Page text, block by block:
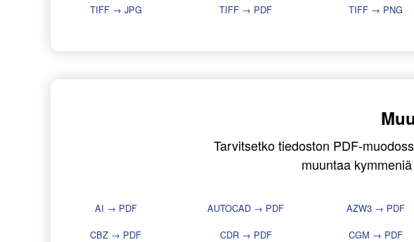
TIFF → JPG
TIFF → PDF TIFF → PNG
Tarvitsetko tiedoston PDF-
muuntaa
AI → PDF AUTOCAD → PDF AZW3 → PDF
CBZ → PDF
CDR → PDF CGM → PDF